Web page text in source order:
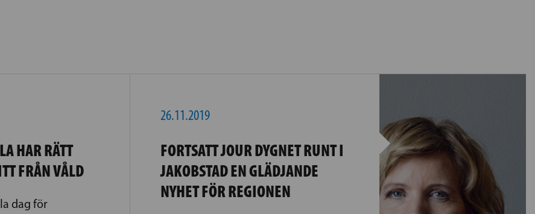
HAR RÄTT
FRÅN VÅLD
dag för
26.11.2019
FORTSATT JOUR DYGNET RUNT I
JAKOBSTAD EN GLÄDJANDE
NYHET FÖR REGIONEN